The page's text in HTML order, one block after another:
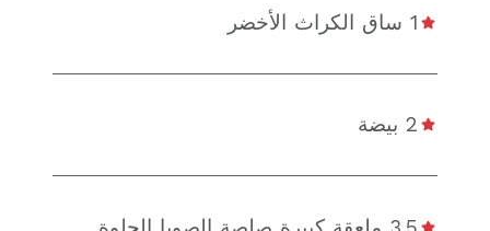
1 ساق الكراث الأخضر
2 بيضة